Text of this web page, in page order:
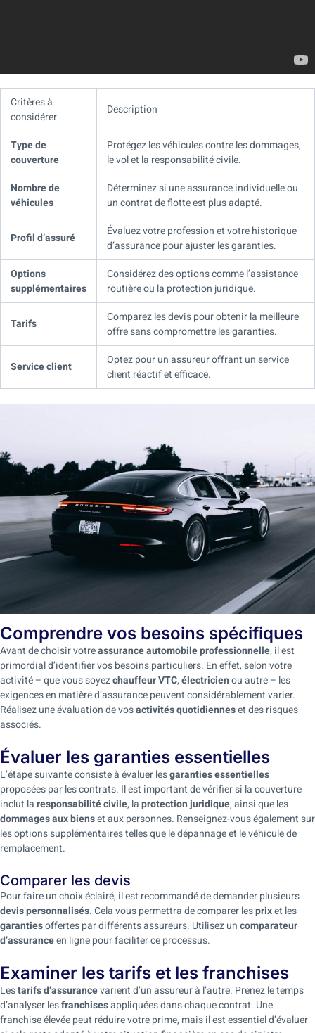
Critères à
considérer
Description
Type de
couverture
Protégez les véhicules contre les dommages,
le vol et la responsabilité civile.
Nombre de
véhicules
Déterminez si une assurance individuelle ou
un contrat de flotte est plus adapté.
Profil d’assuré
Évaluez votre profession et votre historique
d’assurance pour ajuster les garanties.
Options
supplémentaires
Considérez des options comme l’assistance
routière ou la protection juridique.
Tarifs
Comparez les devis pour obtenir la meilleure
offre sans compromettre les garanties.
Service client
Optez pour un assureur offrant un service
client réactif et efficace.
Comprendre vos besoins spécifiques
Avant de choisir votreassurance automobile professionnelle, il est
primordial d’identifier vos besoins particuliers. En effet, selon votre
activité – que vous soyezchauffeur VTC,électricienou autre – les
exigences en matière d’assurance peuvent considérablement varier.
Réalisez une évaluation de vosactivités quotidienneset des risques
associés.
Évaluer les garanties essentielles
L’étape suivante consiste à évaluer lesgaranties essentielles
proposées par les contrats. Il est important de vérifier si la couverture
inclut laresponsabilité civile, laprotection juridique, ainsi que les
dommages aux bienset aux personnes. Renseignez-vous également sur
les options supplémentaires telles que le dépannage et le véhicule de
remplacement.
Comparer les devis
Pour faire un choix éclairé, il est recommandé de demander plusieurs
devis personnalisés. Cela vous permettra de comparer lesprixet les
garantiesoffertes par différents assureurs. Utilisez uncomparateur
d’assuranceen ligne pour faciliter ce processus.
Examiner les tarifs et les franchises
Lestarifs d’assurancevarient d’un assureur à l’autre. Prenez le temps
d’analyser lesfranchisesappliquées dans chaque contrat. Une
franchise élevée peut réduire votre prime, mais il est essentiel d’évaluer